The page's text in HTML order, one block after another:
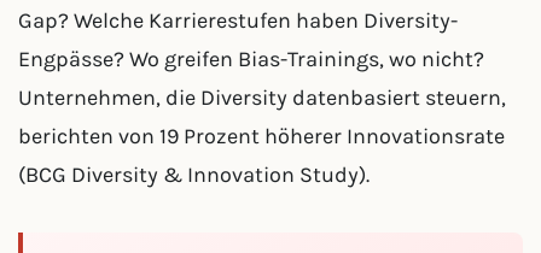
Gap? Welche Karrierestufen haben Diversity-
Engpässe? Wo greifen Bias-Trainings, wo nicht?
Unternehmen, die Diversity datenbasiert steuern,
berichten von 19 Prozent höherer Innovationsrate
(BCG Diversity & Innovation Study).